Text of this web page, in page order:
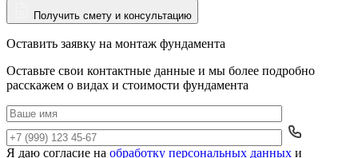
Получить смету и консультацию
Оставить заявку на монтаж фундамента
Оставьте свои контактные данные и мы более подробно
расскажем о видах и стоимости фундамента
Да
Я даю согласие на обработку персональных данных и